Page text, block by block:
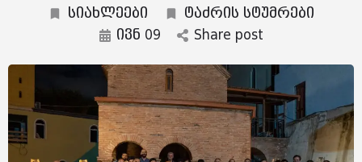
სიახლეები
ტაძრის სტუმრები
ივნ 09
Share post